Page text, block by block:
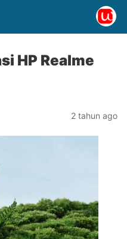
HP Realme
2 tahun ago